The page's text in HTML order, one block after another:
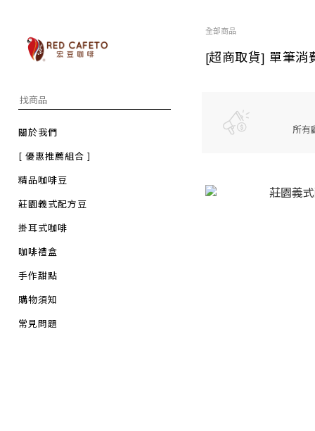
關於我們
[ 優惠推薦組合 ]
精品咖啡豆
莊園義式配方豆
掛耳式咖啡
咖啡禮盒
手作甜點
購物須知
常見問題
全部商品
[超商取貨] 單筆消
所有